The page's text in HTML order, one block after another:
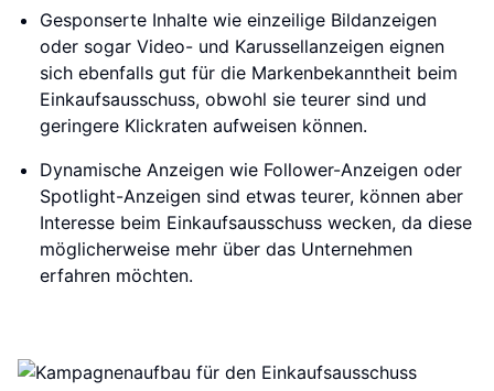
Gesponserte Inhalte wie einzeilige Bildanzeigen
oder sogar Video- und Karussellanzeigen eignen
sich ebenfalls gut für die Markenbekanntheit beim
Einkaufsausschuss, obwohl sie teurer sind und
geringere Klickraten aufweisen können.
Dynamische Anzeigen wie Follower-Anzeigen oder
Spotlight-Anzeigen sind etwas teurer, können aber
Interesse beim Einkaufsausschuss wecken, da diese
möglicherweise mehr über das Unternehmen
erfahren möchten.